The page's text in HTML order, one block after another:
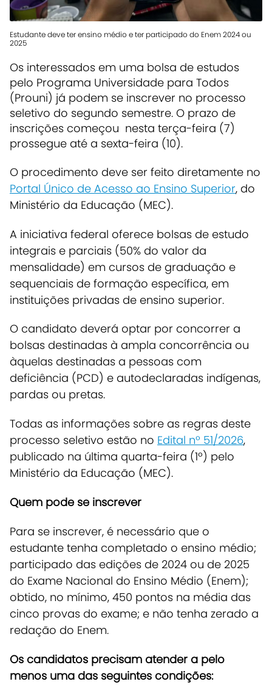
Estudante deve ter ensino médio e ter participado do Enem 2024 ou
2025
Os interessados em uma bolsa de estudos
pelo Programa Universidade para Todos
(Prouni) já podem se inscrever no processo
seletivo do segundo semestre. O prazo de
inscrições começou nesta terça-feira (7)
prossegue até a sexta-feira (10).
O procedimento deve ser feito diretamente no
Portal Único de Acesso ao Ensino Superior, do
Ministério da Educação (MEC).
A iniciativa federal oferece bolsas de estudo
integrais e parciais (50% do valor da
mensalidade) em cursos de graduação e
sequenciais de formação específica, em
instituições privadas de ensino superior.
O candidato deverá optar por concorrer a
bolsas destinadas à ampla concorrência ou
àquelas destinadas a pessoas com
deficiência (PCD) e autodeclaradas indígenas,
pardas ou pretas.
Todas as informações sobre as regras deste
processo seletivo estão no Edital nº 51/2026,
publicado na última quarta-feira (1º) pelo
Ministério da Educação (MEC).
Quem pode se inscrever
Para se inscrever, é necessário que o
estudante tenha completado o ensino médio;
participado das edições de 2024 ou de 2025
do Exame Nacional do Ensino Médio (Enem);
obtido, no mínimo, 450 pontos na média das
cinco provas do exame; e não tenha zerado a
redação do Enem.
Os candidatos precisam atender a pelo
menos uma das seguintes condições: